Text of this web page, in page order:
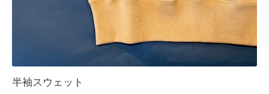
半袖スウェット